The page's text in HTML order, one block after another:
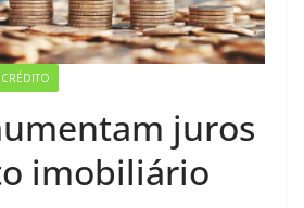
CRÉDITO
juros
imobiliário